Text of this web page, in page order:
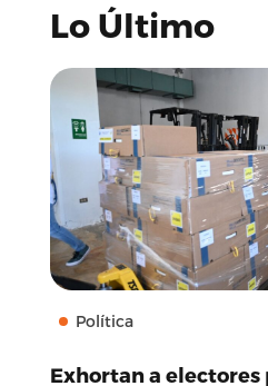
Lo Último
Política
Exhortan a